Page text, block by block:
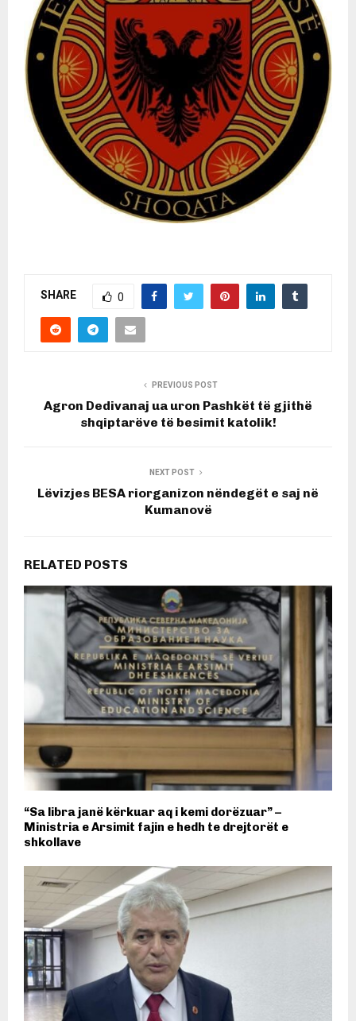
SHARE 0
PREVIOUS POST
Agron Dedivanaj ua uron Pashkët të gjithë
shqiptarëve të besimit katolik!
NEXT POST
Lëvizjes BESA riorganizon nëndegët e saj në
Kumanovë
RELATED POSTS
“Sa libra janë kërkuar aq i kemi dorëzuar” –
Ministria e Arsimit fajin e hedh te drejtorët e
shkollave